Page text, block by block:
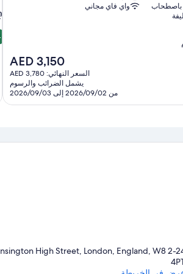
باصطحاب
واي فاي مجاني
السعر
الحالي
هو
AED
3,150
AED 3,150
السعر النهائي: AED 3,780
يشمل الضرائب والرسوم
من 2026/09/02 إلى 2026/09/03
Kensington High Street, London, England, W8